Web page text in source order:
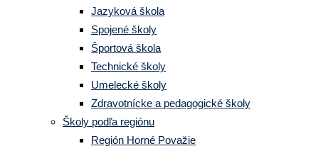
Jazyková škola
Spojené školy
Športová škola
Technické školy
Umelecké školy
Zdravotnícke a pedagogické školy
Školy podľa regiónu
Región Horné Považie